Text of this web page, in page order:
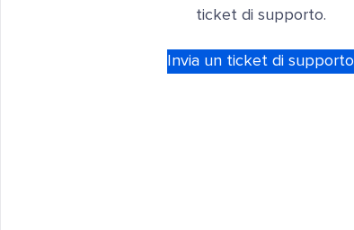
ticket di supporto.
Invia un ticket di supporto